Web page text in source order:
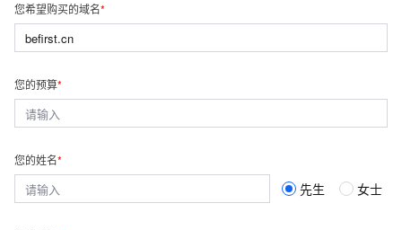
您希望购买的域名
您的预算
您的姓名
先生 女士